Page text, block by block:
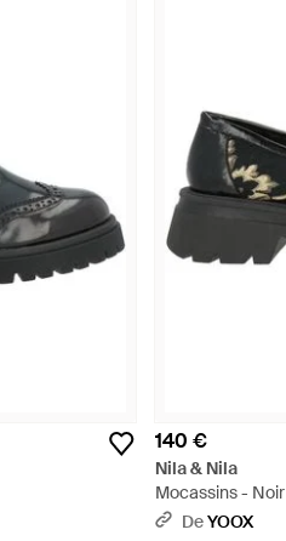
140 €
Nila & Nila
Mocassins - Noir
DeYOOX